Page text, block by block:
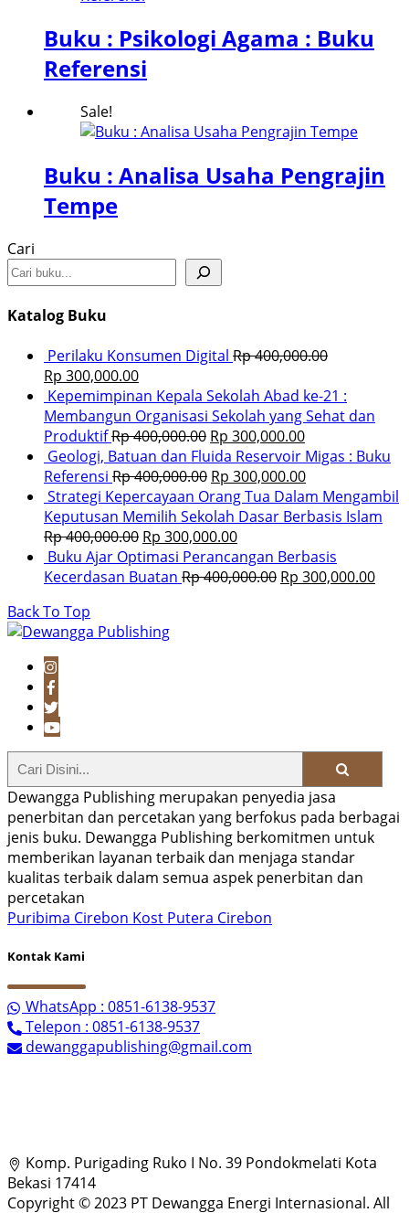
Buku : Psikologi Agama : Buku
Referensi
Sale!
Buku : Analisa Usaha Pengrajin
Tempe
Cari
Katalog Buku
Perilaku Konsumen Digital Rp400,000.00
Rp 300,000.00
Kepemimpinan Kepala Sekolah Abad ke-21 :
Membangun Organisasi Sekolah yang Sehat dan
ProduktifRp400,000.00 Rp 300,000.00
Geologi, Batuan dan Fluida Reservoir Migas : Buku
Referensi Rp400,000.00 Rp 300,000.00
Strategi Kepercayaan Orang Tua Dalam Mengambil
Keputusan Memilih Sekolah Dasar Berbasis Islam
Rp400,000.00 Rp 300,000.00
Buku Ajar Optimasi Perancangan Berbasis
Kecerdasan Buatan Rp400,000.00 Rp 300,000.00
Back To Top
Dewangga Publishing merupakan penyedia jasa
penerbitan dan percetakan yang berfokus pada berbagai
jenis buku. Dewangga Publishing berkomitmen untuk
memberikan layanan terbaik dan menjaga standar
kualitas terbaik dalam semua aspek penerbitan dan
percetakan
Puribima Cirebon Kost Putera Cirebon
Kontak Kami
WhatsApp : 0851-6138-9537
Telepon : 0851-6138-9537
dewanggapublishing@gmail.com
Komp. Purigading Ruko I No. 39 Pondokmelati Kota
Bekasi 17414
Copyright © 2023 PT Dewangga Energi Internasional. All